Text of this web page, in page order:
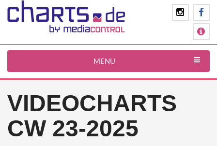
MENU
VIDEOCHARTS
CW 23-2025